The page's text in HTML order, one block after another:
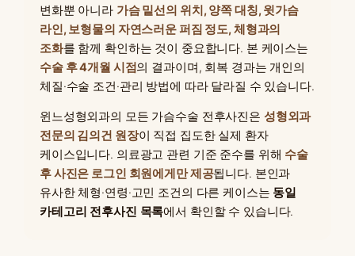
변화뿐 아니라 가슴 밑선의 위치, 양쪽 대칭, 윗가슴
라인, 보형물의 자연스러운 퍼짐 정도, 체형과의
조화를 함께 확인하는 것이 중요합니다. 본 케이스는
수술 후 4개월 시점의 결과이며, 회복 경과는 개인의
체질·수술 조건·관리 방법에 따라 달라질 수 있습니다.
윈느성형외과의 모든 가슴수술 전후사진은 성형외과
전문의 김의건 원장이 직접 집도한 실제 환자
케이스입니다. 의료광고 관련 기준 준수를 위해 수술
후 사진은 로그인 회원에게만 제공됩니다. 본인과
유사한 체형·연령·고민 조건의 다른 케이스는 동일
카테고리 전후사진 목록에서 확인할 수 있습니다.